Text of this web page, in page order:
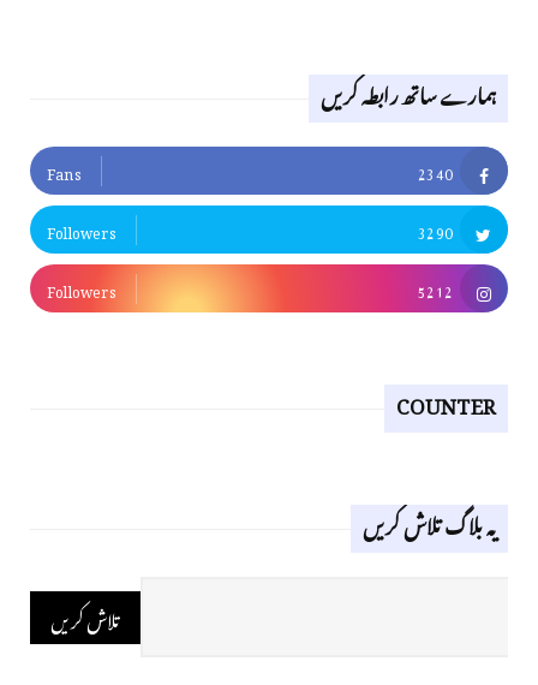
ہمارے ساتھ رابطہ کریں
2340
Fans
3290
Followers
5212
Followers
COUNTER
یہ بلاگ تلاش کریں